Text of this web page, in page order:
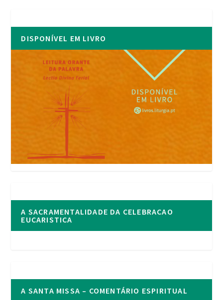
DISPONÍVEL EM LIVRO
A SACRAMENTALIDADE DA CELEBRACAO
EUCARISTICA
A SANTA MISSA – COMENTÁRIO ESPIRITUAL